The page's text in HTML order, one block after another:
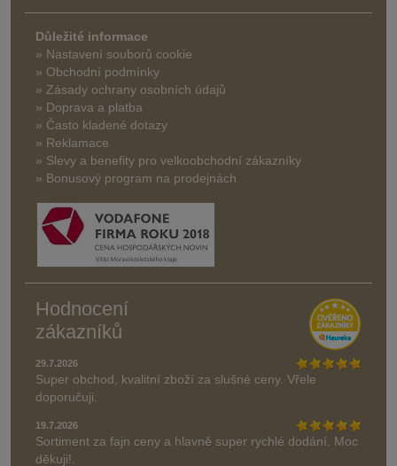
Důležité informace
» Nastavení souborů cookie
» Obchodní podmínky
» Zásady ochrany osobních údajů
» Doprava a platba
» Často kladené dotazy
» Reklamace
» Slevy a benefity pro velkoobchodní zákazníky
» Bonusový program na prodejnách
Hodnocení
zákazníků
29.7.2026
Super obchod, kvalitní zboží za slušné ceny. Vřele
doporučuji.
19.7.2026
Sortiment za fajn ceny a hlavně super rychlé dodání. Moc
děkuji!.